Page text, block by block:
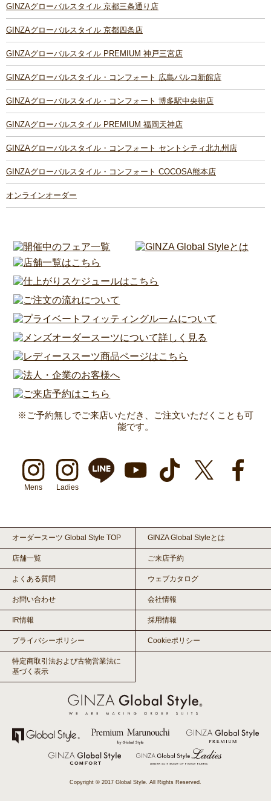
GINZAグローバルスタイル 京都三条通り店
GINZAグローバルスタイル 京都四条店
GINZAグローバルスタイル PREMIUM 神戸三宮店
GINZAグローバルスタイル・コンフォート 広島パルコ新館店
GINZAグローバルスタイル・コンフォート 博多駅中央街店
GINZAグローバルスタイル PREMIUM 福岡天神店
GINZAグローバルスタイル・コンフォート セントシティ北九州店
GINZAグローバルスタイル・コンフォート COCOSA熊本店
オンラインオーダー
※ご予約無しでご来店いただき、ご注文いただくことも可
能です。
Mens Ladies
オーダースーツ Global Style TOP GINZA Global Styleとは
店舗一覧 ご来店予約
よくある質問 ウェブカタログ
お問い合わせ 会社情報
IR情報 採用情報
プライバシーポリシー Cookieポリシー
特定商取引法および古物営業法に
基づく表示
Copyright © 2017 Global Style. All Rights Reserved.